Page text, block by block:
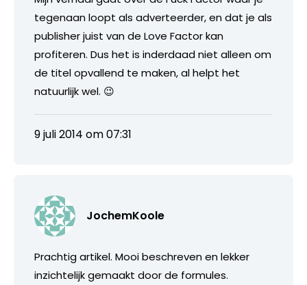
tegenaan loopt als adverteerder, en dat je als
publisher juist van de Love Factor kan
profiteren. Dus het is inderdaad niet alleen om
de titel opvallend te maken, al helpt het
natuurlijk wel. 😉
9 juli 2014 om 07:31
JochemKoole
Prachtig artikel. Mooi beschreven en lekker
inzichtelijk gemaakt door de formules.